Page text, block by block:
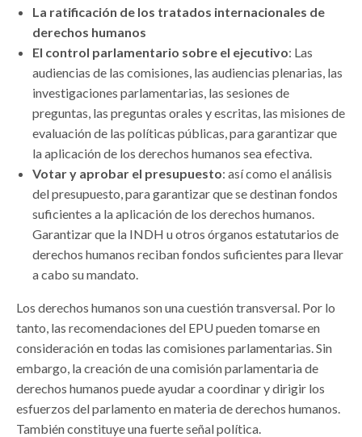
La ratificación de los tratados internacionales de
derechos humanos
El control parlamentario sobre el ejecutivo: Las
audiencias de las comisiones, las audiencias plenarias, las
investigaciones parlamentarias, las sesiones de
preguntas, las preguntas orales y escritas, las misiones de
evaluación de las políticas públicas, para garantizar que
la aplicación de los derechos humanos sea efectiva.
Votar y aprobar el presupuesto: así como el análisis
del presupuesto, para garantizar que se destinan fondos
suficientes a la aplicación de los derechos humanos.
Garantizar que la INDH u otros órganos estatutarios de
derechos humanos reciban fondos suficientes para llevar
a cabo su mandato.
Los derechos humanos son una cuestión transversal. Por lo
tanto, las recomendaciones del EPU pueden tomarse en
consideración en todas las comisiones parlamentarias. Sin
embargo, la creación de una comisión parlamentaria de
derechos humanos puede ayudar a coordinar y dirigir los
esfuerzos del parlamento en materia de derechos humanos.
También constituye una fuerte señal política.